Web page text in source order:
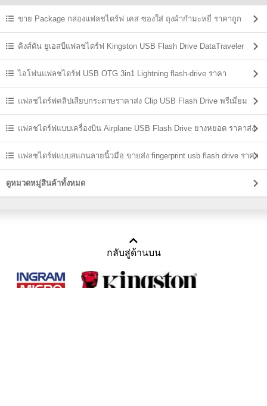
ขาย Package กล่องแฟลชไดร์ฟ เคส ซองใส่ ถุงผ้ากำมะหยี่ ราคาถูก
คิงส์ตัน ยูเอสบีแฟลชไดร์ฟ Kingston USB Flash Drive DataTraveler
ราคาส่งไอโฟนแฟลชไดร์ฟ USB OTG 3in1 Lightning flash-drive ราคา
แฟลชไดร์ฟคลิปเสียบกระดาษราคาส่ง Clip USB Flash Drive พรีเมี่ยม
ราคาถูกแฟลชไดร์ฟแบบเครื่องบิน Airplane USB Flash Drive ยางหยอด ราคาส่ง
แฟลชไดร์ฟแบบสแกนลายนิ้วมือ ขายส่ง fingerprint usb flash drive ราคา
ถูก
ดูหมวดหมู่สินค้าทั้งหมด
กลับสู่ด้านบน